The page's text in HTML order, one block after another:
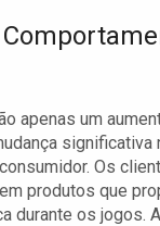
apenas um
significativa
Os
produtos que
durante os jogos.